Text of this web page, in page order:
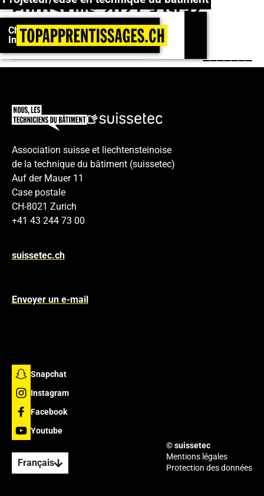
Championnats suisses 2026 : Inscrivez-vous !
Championnats suisses 2026 :
Inscrivez-vous !
EuroSkills 2021 à Graz
Profils de métier
Play
En savoir
plus !
Association suisse et liechtensteinoise
de la technique du bâtiment (suissetec)
Auf der Mauer 11
Case postale
CH-8021 Zurich
+41 43 244 73 00
suissetec.ch
Envoyer un e-mail
Snapchat
Instagram
Facebook
Youtube
Français
© suissetec
Mentions légales
Protection des données